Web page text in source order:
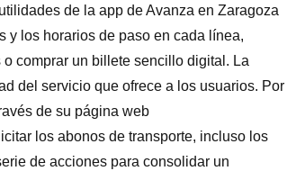
de la app de Avanza en Zaragoza
y los horarios de paso en cada línea,
comprar un billete sencillo digital. La
del servicio que ofrece a los usuarios. Por
de su página web
los abonos de transporte, incluso los
de acciones para consolidar un